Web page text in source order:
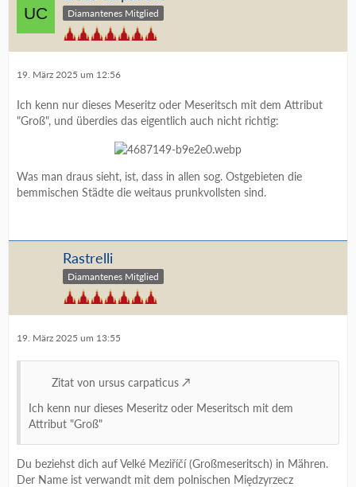
Diamantenes Mitglied
19. März 2025 um 12:56
Ich kenn nur dieses Meseritz oder Meseritsch mit dem Attribut
"Groß", und überdies das eigentlich auch nicht richtig:
Was man draus sieht, ist, dass in allen sog. Ostgebieten die
bemmischen Städte die weitaus prunkvollsten sind.
Rastrelli
Diamantenes Mitglied
19. März 2025 um 13:55
Zitat von ursus carpaticus
Ich kenn nur dieses Meseritz oder Meseritsch mit dem
Attribut "Groß"
Du beziehst dich auf Velké Meziříčí (Großmeseritsch) in Mähren.
Der Name ist verwandt mit dem polnischen Międzyrzecz